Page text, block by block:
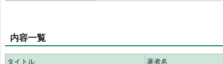
内容一覧
タイトル 著者名